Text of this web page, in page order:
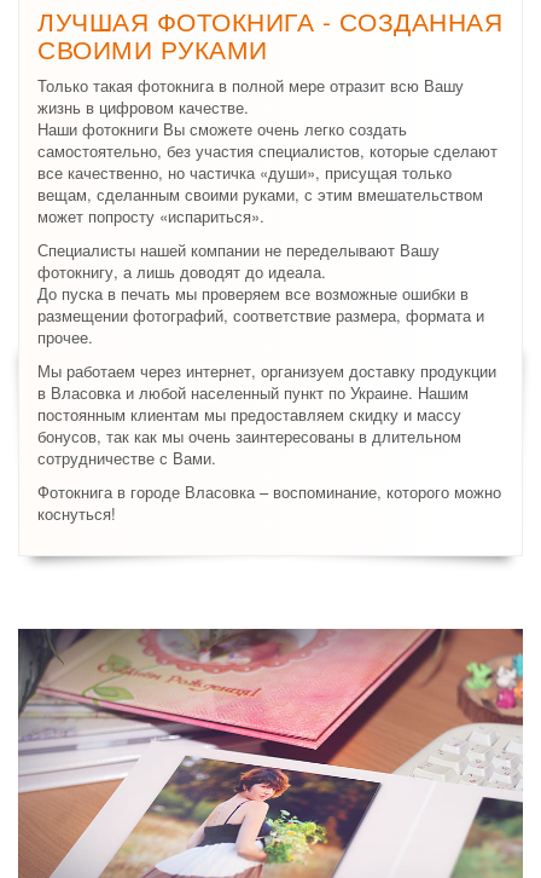
ЛУЧШАЯ ФОТОКНИГА - СОЗДАННАЯ
СВОИМИ РУКАМИ
Только такая фотокнига в полной мере отразит всю Вашу
жизнь в цифровом качестве.
Наши фотокниги Вы сможете очень легко создать
самостоятельно, без участия специалистов, которые сделают
все качественно, но частичка «души», присущая только
вещам, сделанным своими руками, с этим вмешательством
может попросту «испариться».
Специалисты нашей компании не переделывают Вашу
фотокнигу, а лишь доводят до идеала.
До пуска в печать мы проверяем все возможные ошибки в
размещении фотографий, соответствие размера, формата и
прочее.
Мы работаем через интернет, организуем доставку продукции
в Власовка и любой населенный пункт по Украине. Нашим
постоянным клиентам мы предоставляем скидку и массу
бонусов, так как мы очень заинтересованы в длительном
сотрудничестве с Вами.
Фотокнига в городе Власовка – воспоминание, которого можно
коснуться!